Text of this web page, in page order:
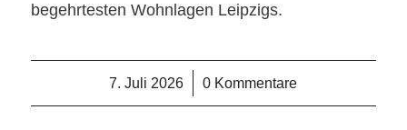
begehrtesten Wohnlagen Leipzigs.
7. Juli 2026
/ 0 Kommentare